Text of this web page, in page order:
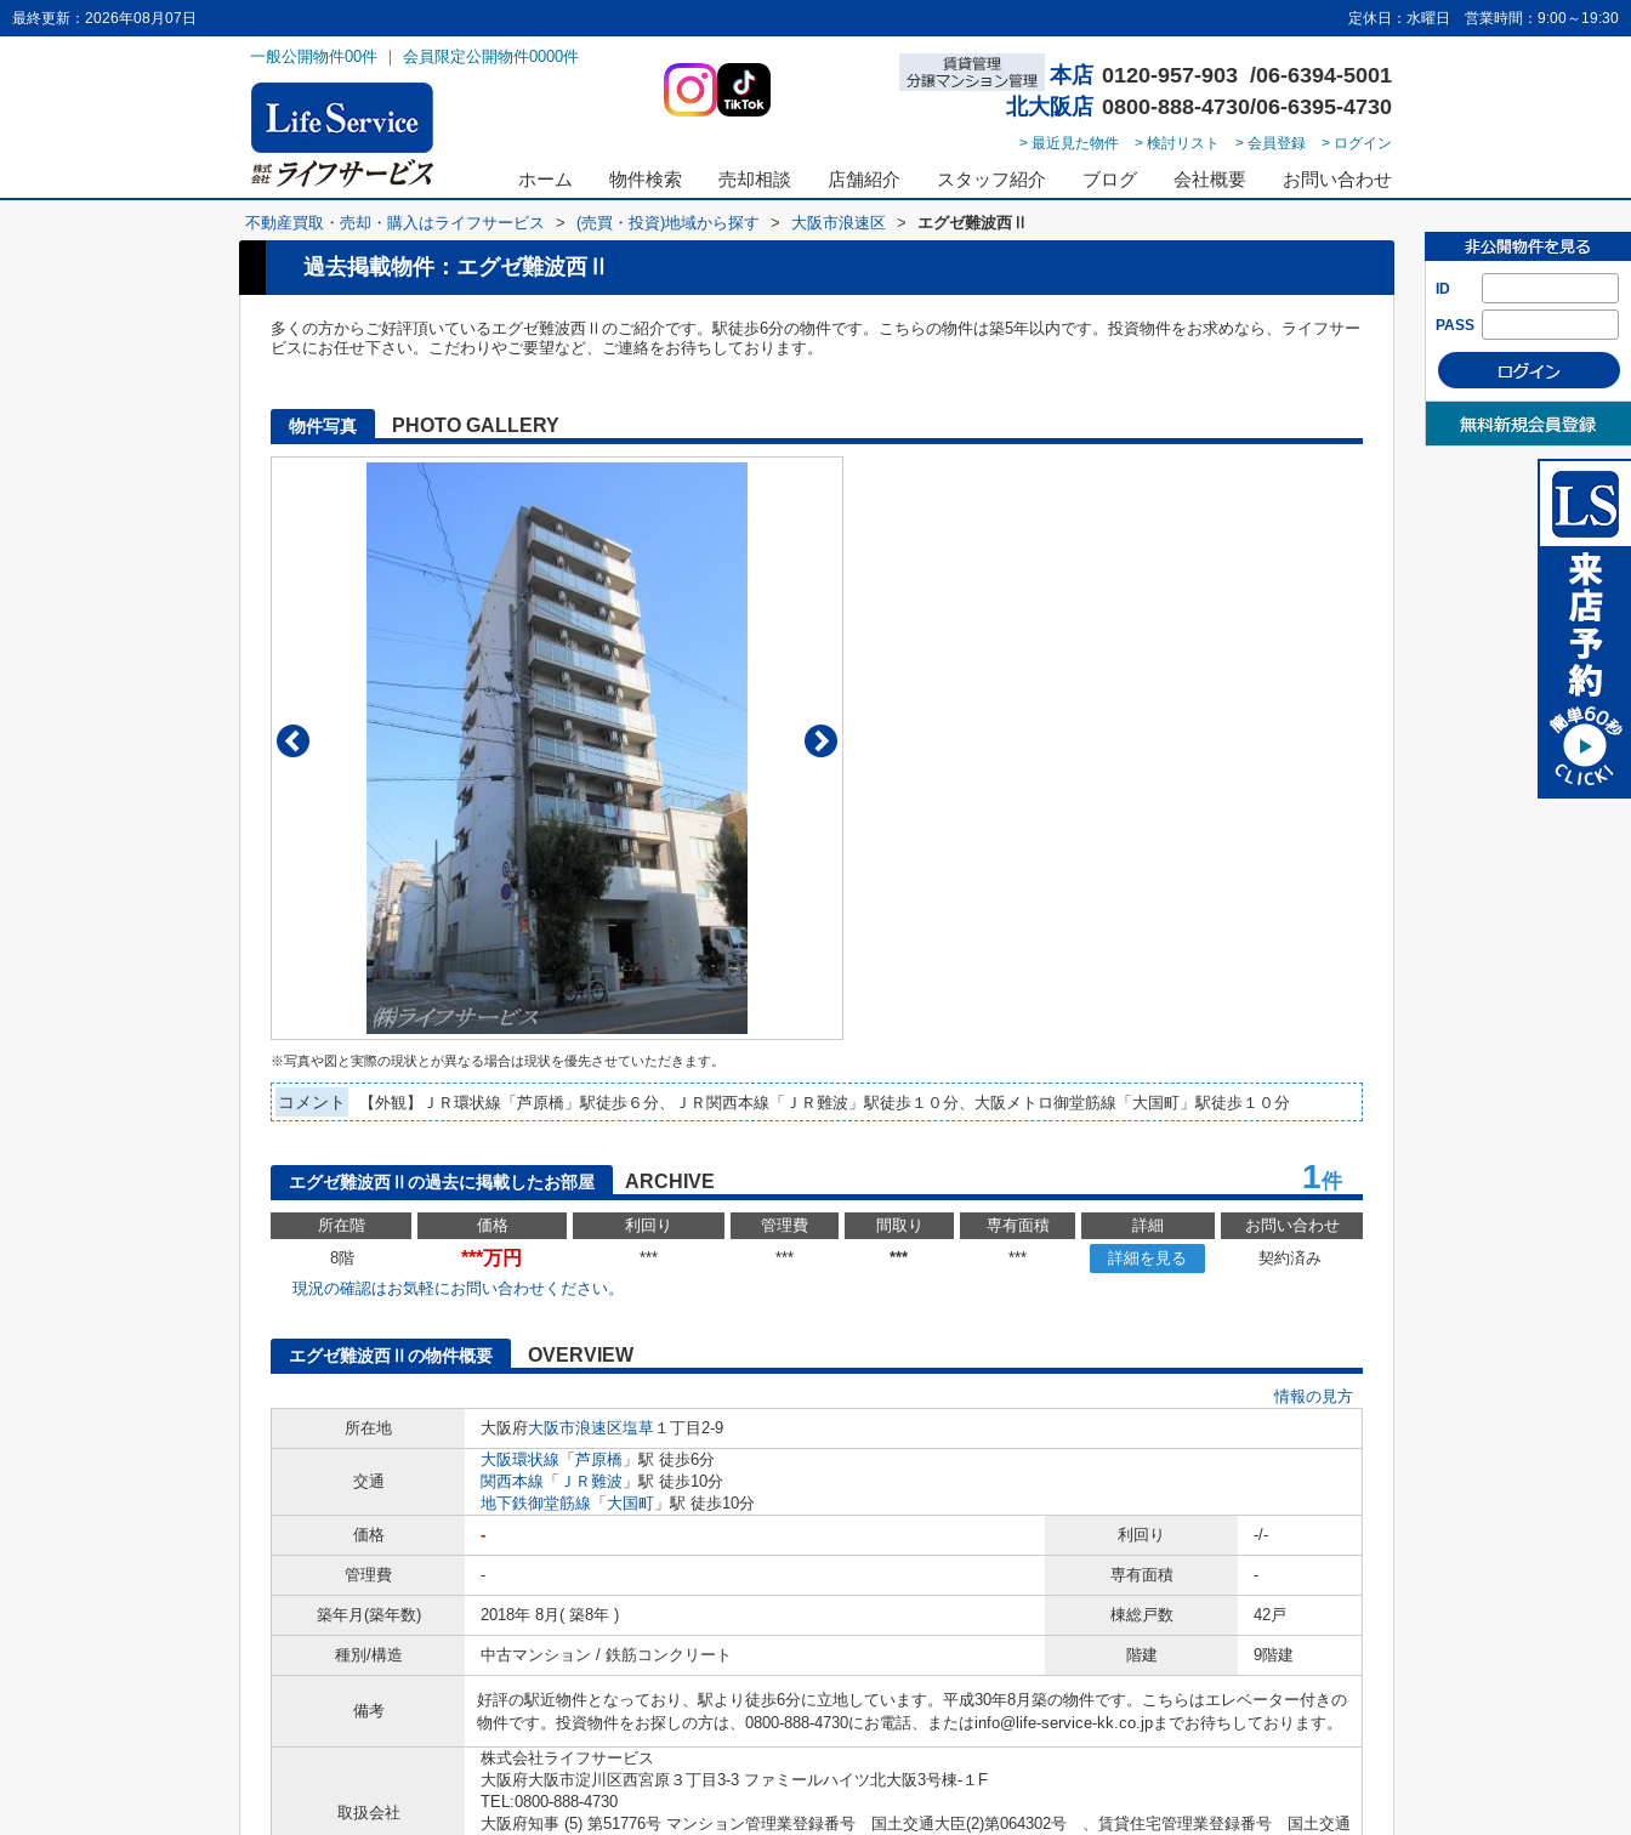
最終更新：2026年08月07日 定休日：水曜日 営業時間：9:00～19:30
一般公開物件00件 ｜ 会員限定公開物件0000件
本店 0120-957-903 /06-6394-5001
北大阪店 0800-888-4730/06-6395-4730
> 最近見た物件 > 検討リスト > 会員登録 > ログイン
ホーム 物件検索 売却相談 店舗紹介 スタッフ紹介 ブログ 会社概要 お問い合わせ
ID
PASS
不動産買取・売却・購入はライフサービス > (売買・投資)地域から探す > 大阪市浪速区 > エグゼ難波西Ⅱ
過去掲載物件：エグゼ難波西Ⅱ
多くの方からご好評頂いているエグゼ難波西Ⅱのご紹介です。駅徒歩6分の物件です。こちらの物件は築5年以内です。投資物件をお求めなら、ライフサー
ビスにお任せ下さい。こだわりやご要望など、ご連絡をお待ちしております。
物件写真 PHOTO GALLERY
※写真や図と実際の現状とが異なる場合は現状を優先させていただきます。
コメント 【外観】ＪＲ環状線「芦原橋」駅徒歩６分、ＪＲ関西本線「ＪＲ難波」駅徒歩１０分、大阪メトロ御堂筋線「大国町」駅徒歩１０分
エグゼ難波西Ⅱの過去に掲載したお部屋 ARCHIVE 1件
所在階 価格 利回り 管理費 間取り 専有面積 詳細
お問い合わせ
8階
***万円 *** *** *** *** 詳細を見る
契約済み
現況の確認はお気軽にお問い合わせください。
エグゼ難波西Ⅱの物件概要 OVERVIEW
情報の見方
所在地
大阪府大阪市浪速区塩草 １丁目2-9
交通
大阪環状線 「 芦原橋 」駅 徒歩6分
関西本線 「 ＪＲ難波 」駅 徒歩10分
地下鉄御堂筋線 「 大国町 」駅 徒歩10分
価格
- 利回り -/-
管理費 - 専有面積 -
築年月(築年数) 2018年 8月( 築8年 ) 棟総戸数 42戸
種別/構造 中古マンション / 鉄筋コンクリート 階建 9階建
備考
好評の駅近物件となっており、駅より徒歩6分に立地しています。平成30年8月築の物件です。こちらはエレベーター付きの
物件です。投資物件をお探しの方は、0800-888-4730にお電話、またはinfo@life-service-kk.co.jpまでお待ちしております。
取扱会社
株式会社ライフサービス
大阪府大阪市淀川区西宮原３丁目3-3 ファミールハイツ北大阪3号棟-１F
TEL:0800-888-4730
大阪府知事 (5) 第51776号 マンション管理業登録番号 国土交通大臣(2)第064302号 、賃貸住宅管理業登録番号 国土交通